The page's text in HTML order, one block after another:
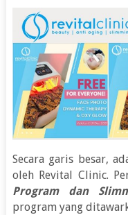
Secara garis besar,
oleh Revital Clinic.
Program dan
program yang